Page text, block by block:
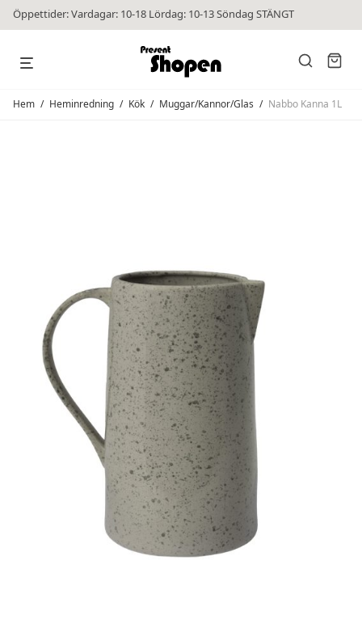
Öppettider: Vardagar: 10-18 Lördag: 10-13 Söndag STÄNGT
Hem / Heminredning / Kök / Muggar/Kannor/Glas / Nabbo Kanna 1L